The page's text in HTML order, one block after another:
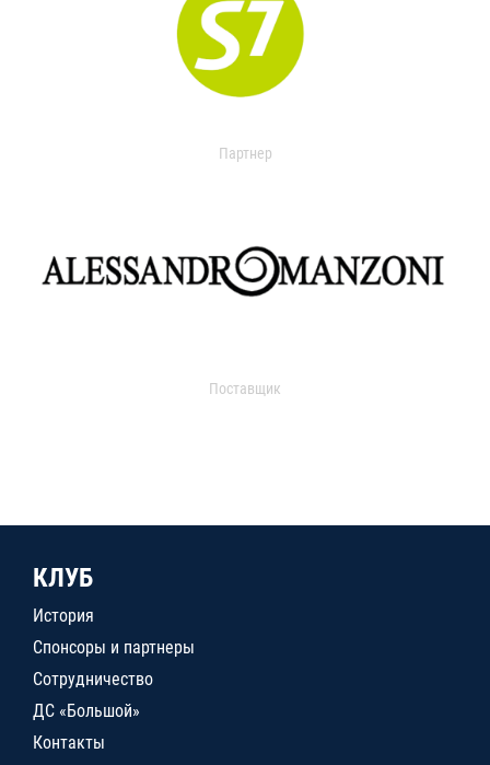
Партнер
Поставщик
КЛУБ
История
Спонсоры и партнеры
Сотрудничество
ДС «Большой»
Контакты